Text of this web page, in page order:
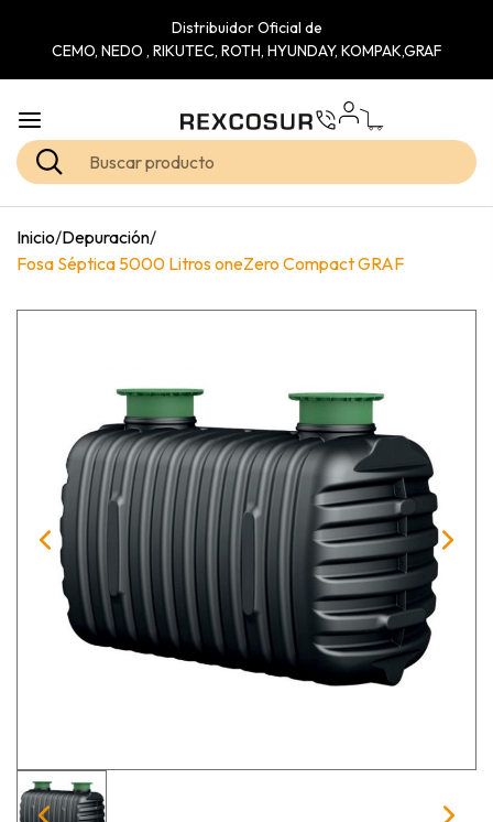
Distribuidor Oficial de
CEMO, NEDO , RIKUTEC, ROTH, HYUNDAY, KOMPAK,GRAF
Inicio/Depuración/
Fosa Séptica 5000 Litros oneZero Compact GRAF